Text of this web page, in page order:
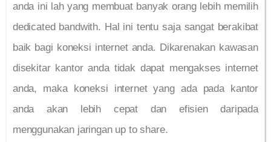
anda ini lah yang membuat banyak orang lebih memilih
dedicated bandwith. Hal ini tentu saja sangat berakibat
baik bagi koneksi internet anda. Dikarenakan kawasan
disekitar kantor anda tidak dapat mengakses internet
anda, maka koneksi internet yang ada pada kantor
anda akan lebih cepat dan efisien daripada
menggunakan jaringan up to share.